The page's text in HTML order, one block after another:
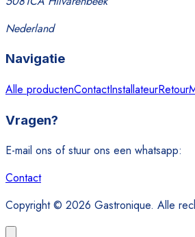
Nederland
Navigatie
Alle productenContactInstallateurRetour
Vragen?
E-mail ons of stuur ons een whatsapp:
Contact
Copyright © 2026 Gastronique. Alle